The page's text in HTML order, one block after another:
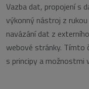
Vazba dat, propojení s
výkonný nástroj z
navázání dat z
webové stránky. Tímto
s principy a možnostmi